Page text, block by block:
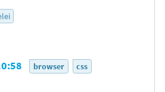
browser css